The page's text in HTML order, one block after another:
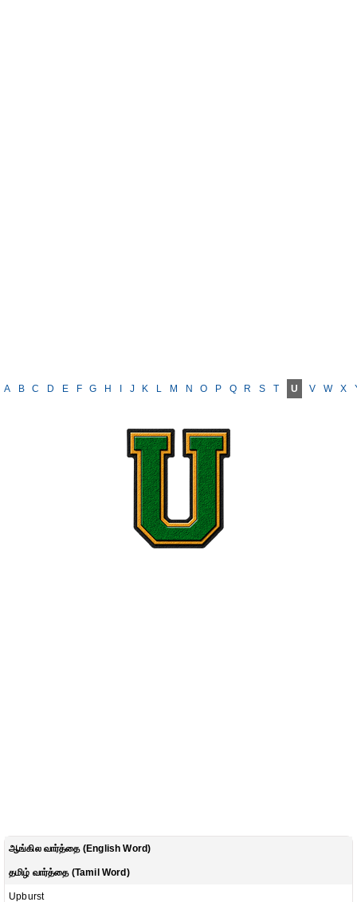
A B C D E F G H J K L M N O P Q R S T U V W X
ஆங்கில வார்த்தை (English Word)
தமிழ் வார்த்தை (Tamil Word)
Upburst